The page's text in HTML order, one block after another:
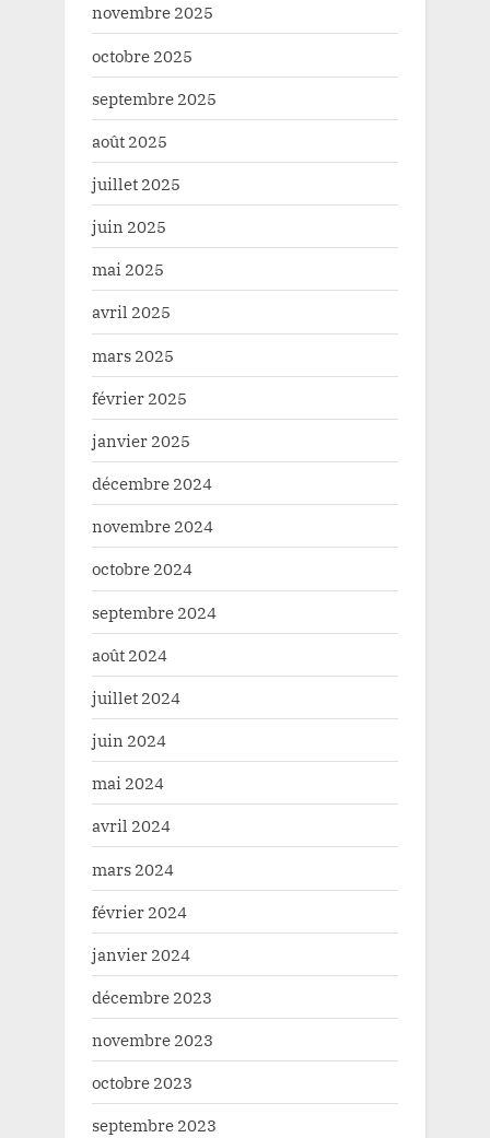
novembre 2025
octobre 2025
septembre 2025
août 2025
juillet 2025
juin 2025
mai 2025
avril 2025
mars 2025
février 2025
janvier 2025
décembre 2024
novembre 2024
octobre 2024
septembre 2024
août 2024
juillet 2024
juin 2024
mai 2024
avril 2024
mars 2024
février 2024
janvier 2024
décembre 2023
novembre 2023
octobre 2023
septembre 2023